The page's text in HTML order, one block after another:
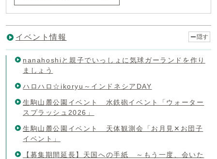
イベント情報 隠す
nanahoshiと親子でいっしょに気球ガーランドを作り
ましょう
ハロハロ☆ikoryu～インドネシアDAY
生駒山麓公園イベント 水鉄砲イベント「ウォーター
スプラッシュ2026」
生駒山麓公園イベント 天体観測会「お月見✕お団子
イベント」
【募集期間延長】天国への手紙 ～もう一度、会いた